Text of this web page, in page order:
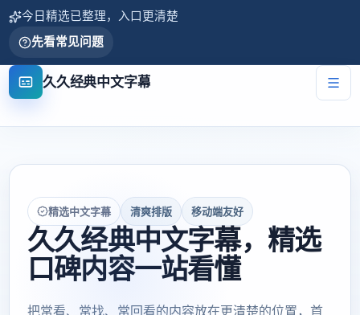
今日精选已整理，入口更清楚
先看常见问题
久久经典中文字幕
精选中文字幕 清爽排版 移动端友好
久久经典中文字幕，精选
口碑内容一站看懂
把常看、常找、常回看的内容放在更清楚的位置，首